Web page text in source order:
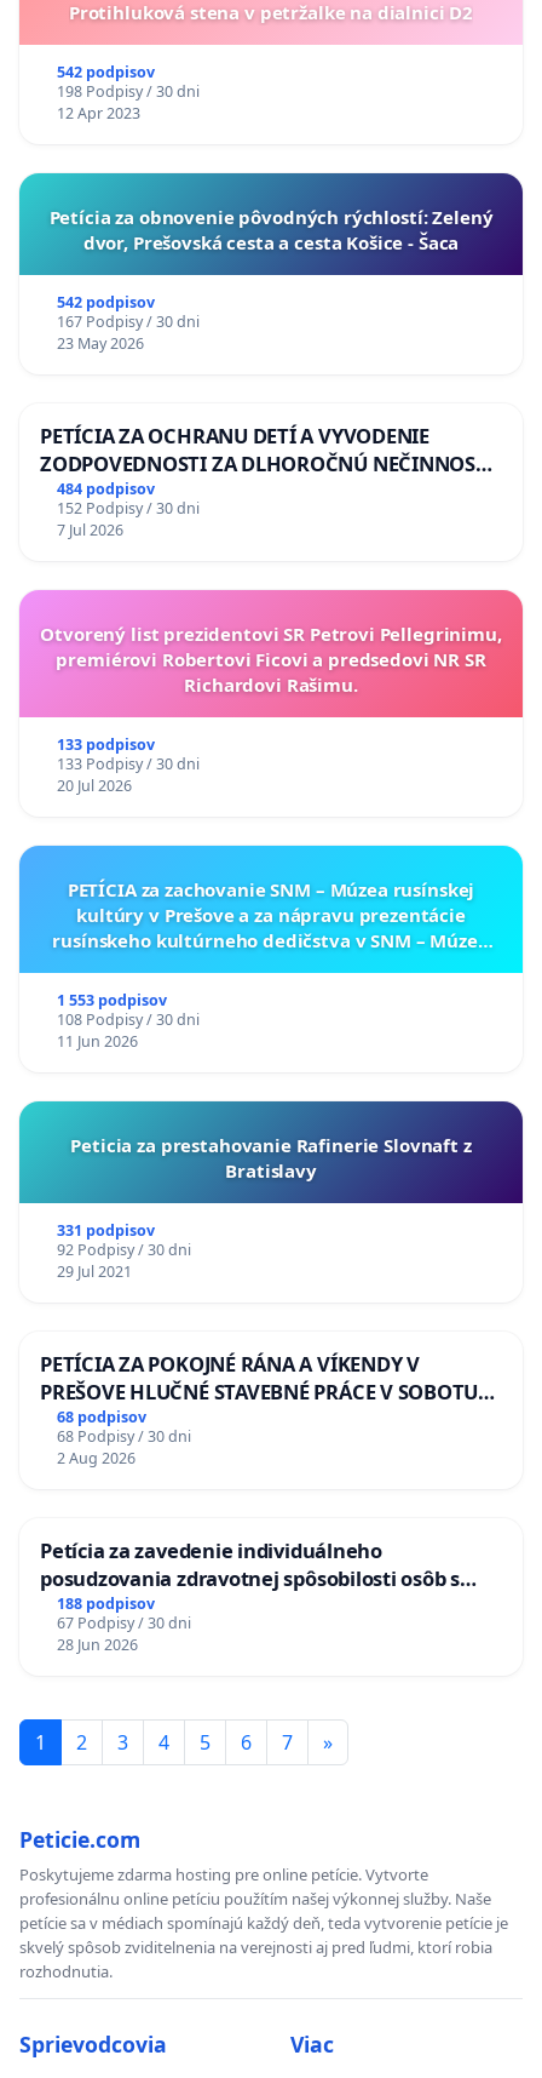
Protihluková stena v petržalke na dialnici D2
542 podpisov
198 Podpisy / 30 dni
12 Apr 2023
​Petícia za obnovenie pôvodných rýchlostí: Zelený
dvor, Prešovská cesta a cesta Košice - Šaca
542 podpisov
167 Podpisy / 30 dni
23 May 2026
PETÍCIA ZA OCHRANU DETÍ A VYVODENIE
ZODPOVEDNOSTI ZA DLHOROČNÚ NEČINNOSŤ
A ZLYHANIE ŠTÁTU
484 podpisov
152 Podpisy / 30 dni
7 Jul 2026
Otvorený list prezidentovi SR Petrovi Pellegrinimu,
premiérovi Robertovi Ficovi a predsedovi NR SR
Richardovi Rašimu.
133 podpisov
133 Podpisy / 30 dni
20 Jul 2026
PETÍCIA za zachovanie SNM – Múzea rusínskej
kultúry v Prešove a za nápravu prezentácie
rusínskeho kultúrneho dedičstva v SNM – Múzeu
1 553 podpisov
108 Podpisy / 30 dni
11 Jun 2026
Peticia za prestahovanie Rafinerie Slovnaft z
Bratislavy
331 podpisov
92 Podpisy / 30 dni
29 Jul 2021
PETÍCIA ZA POKOJNÉ RÁNA A VÍKENDY V
PREŠOVE HLUČNÉ STAVEBNÉ PRÁCE V SOBOTU
LEN OD 9.00 DO 13.00 HOD., CEZ PRACOVNÝ
TÝŽDEŇ CIEĽ 8.00 – 18.00 HOD. A PRAVIDELNÁ
KONTROLA STAVBY C-AREA NA
68 podpisov
68 Podpisy / 30 dni
2 Aug 2026
Petícia za zavedenie individuálneho
posudzovania zdravotnej spôsobilosti osôb s
diabetom 1. a 2. typu pri prijímaní do
Policajného zboru SR
188 podpisov
67 Podpisy / 30 dni
28 Jun 2026
1 2 3 4 5 6 7 »
Peticie.com
Poskytujeme zdarma hosting pre online petície. Vytvorte
profesionálnu online petíciu použítím našej výkonnej služby. Naše
petície sa v médiach spomínajú každý deň, teda vytvorenie petície je
skvelý spôsob zviditelnenia na verejnosti aj pred ľudmi, ktorí robia
rozhodnutia.
Sprievodcovia Viac